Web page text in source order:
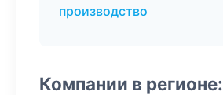
производство
Компании в регионе: